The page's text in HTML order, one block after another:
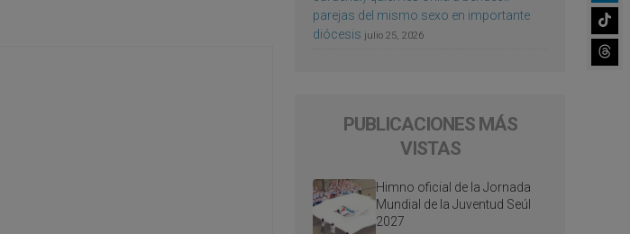
parejas del mismo sexo en importante
diócesis julio 25, 2026
PUBLICACIONES MÁS
VISTAS
Himno oficial de la Jornada
Mundial de la Juventud Seúl
2027